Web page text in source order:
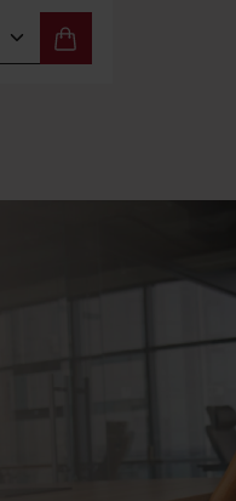
um
benutze die
Wert
Gib den